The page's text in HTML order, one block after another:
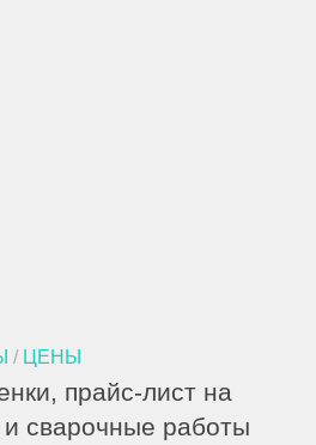
/ ЦЕНЫ
прайс-лист на
сварочные работы